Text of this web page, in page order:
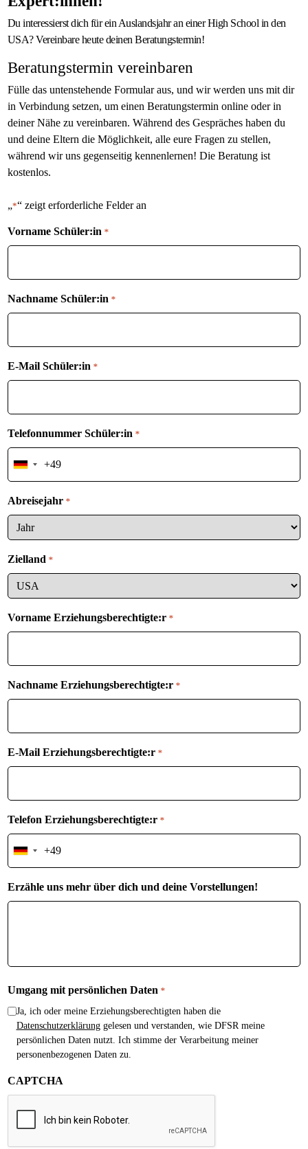
Du interessierst dich für ein Auslandsjahr an einer High School in den
USA? Vereinbare heute deinen Beratungstermin!
Beratungstermin vereinbaren
Fülle das untenstehende Formular aus, und wir werden uns mit dir
in Verbindung setzen, um einen Beratungstermin online oder in
deiner Nähe zu vereinbaren. Während des Gespräches haben du
und deine Eltern die Möglichkeit, alle eure Fragen zu stellen,
während wir uns gegenseitig kennenlernen! Die Beratung ist
kostenlos.
„*“ zeigt erforderliche Felder an
Vorname Schüler:in *
Nachname Schüler:in *
E-Mail Schüler:in *
Telefonnummer Schüler:in *
Germany
+49
Abreisejahr *
Zielland *
Vorname Erziehungsberechtigte:r *
Nachname Erziehungsberechtigte:r *
E-Mail Erziehungsberechtigte:r *
Telefon Erziehungsberechtigte:r *
Germany
+49
Erzähle uns mehr über dich und deine Vorstellungen!
Umgang mit persönlichen Daten *
Ja, ich oder meine Erziehungsberechtigten haben die
Datenschutzerklärunggelesen und verstanden, wie DFSR meine
persönlichen Daten nutzt. Ich stimme der Verarbeitung meiner
personenbezogenen Daten zu.
CAPTCHA